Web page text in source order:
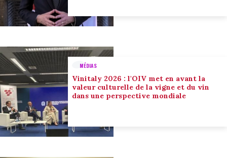
MÉDIAS
Vinitaly 2026 : l'OIV met en avant la
valeur culturelle de la vigne et du vin
dans une perspective mondiale